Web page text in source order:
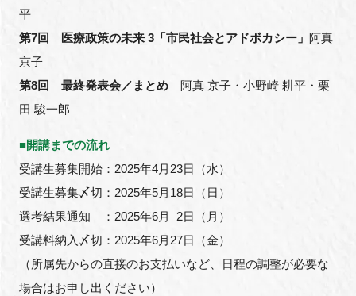
平
第7回 医療政策の未来 3「市民社会とアドボカシー」 阿真
京子
第8回 最終発表会／まとめ阿真 京子・小野崎 耕平・栗
田 駿一郎
■開講までの流れ
受講生募集開始：2025年4月23日（水）
受講生募集〆切：2025年5月18日（日）
選考結果通知 ：2025年6月 2日（月）
受講料納入〆切：2025年6月27日（金）
（所属先からの直接のお支払いなど、日程の調整が必要な
場合はお申し出ください）